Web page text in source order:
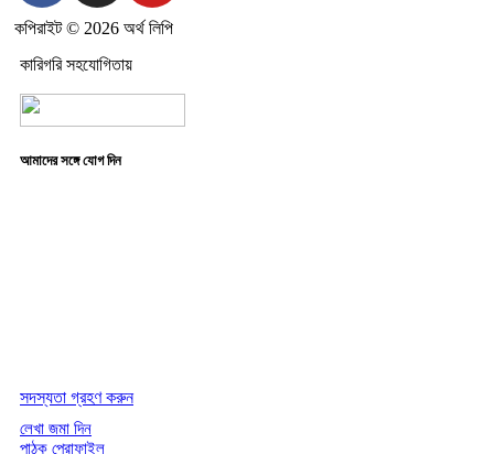
কপিরাইট © 2026 অর্থ লিপি
কারিগরি সহযোগিতায়
আমাদের সঙ্গে যোগ দিন
সদস্যতা গ্রহণ করুন
লেখা জমা দিন
পাঠক প্রোফাইল